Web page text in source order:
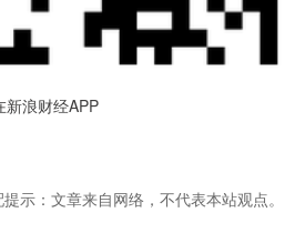
新浪财经APP
示：文章来自网络，不代表本站观点。